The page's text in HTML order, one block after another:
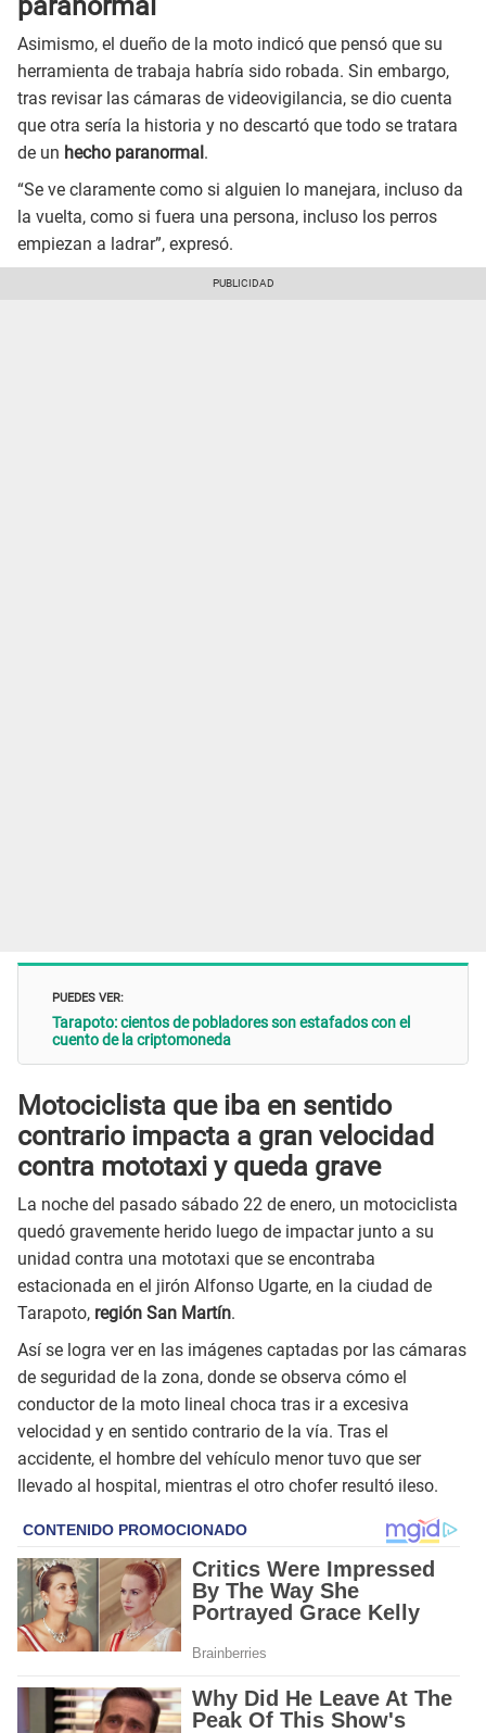
Asimismo, el dueño de la moto indicó que pensó que su
herramienta de trabaja habría sido robada. Sin embargo,
tras revisar las cámaras de videovigilancia, se dio cuenta
que otra sería la historia y no descartó que todo se tratara
de un hecho paranormal.
“Se ve claramente como si alguien lo manejara, incluso da
la vuelta, como si fuera una persona, incluso los perros
empiezan a ladrar”, expresó.
PUEDES VER:
Tarapoto: cientos de pobladores son estafados con el
cuento de la criptomoneda
Motociclista que iba en sentido
contrario impacta a gran velocidad
contra mototaxi y queda grave
La noche del pasado sábado 22 de enero, un motociclista
quedó gravemente herido luego de impactar junto a su
unidad contra una mototaxi que se encontraba
estacionada en el jirón Alfonso Ugarte, en la ciudad de
Tarapoto, región San Martín.
Así se logra ver en las imágenes captadas por las cámaras
de seguridad de la zona, donde se observa cómo el
conductor de la moto lineal choca tras ir a excesiva
velocidad y en sentido contrario de la vía. Tras el
accidente, el hombre del vehículo menor tuvo que ser
llevado al hospital, mientras el otro chofer resultó ileso.